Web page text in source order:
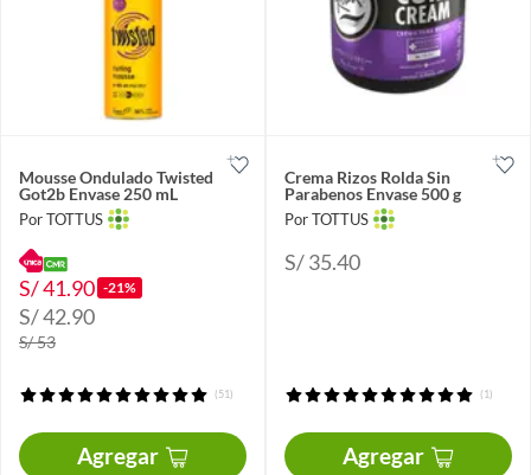
Mousse Ondulado Twisted
Got2b Envase 250 mL
Por TOTTUS
S/ 41.90 -21%
S/ 42.90
S/ 53
(51)
Agregar
Crema Rizos Rolda Sin
Parabenos Envase 500 g
Por TOTTUS
S/ 35.40
(1)
Agregar